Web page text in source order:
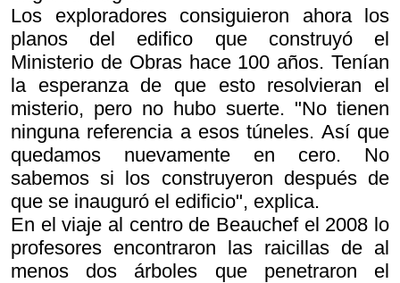
Los exploradores consiguieron ahora los
planos del edifico que construyó el
Ministerio de Obras hace 100 años. Tenían
la esperanza de que esto resolvieran el
misterio, pero no hubo suerte. "No tienen
ninguna referencia a esos túneles. Así que
quedamos nuevamente en cero. No
sabemos si los construyeron después de
que se inauguró el edificio", explica.
En el viaje al centro de Beauchef el 2008 lo
profesores encontraron las raicillas de al
menos dos árboles que penetraron el